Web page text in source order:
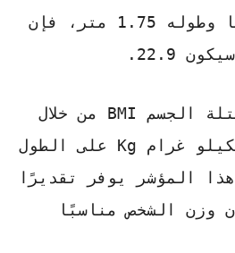
يزن 70 كيلوغرامًا وطوله 1.75 متر، فإن
22.9.
يتم حساب مؤشر كتلة الجسم BMI من خلال
تقسيم الوزن بالكيلو غرام Kg على الطول
المؤشر يوفر تقديرًا
وزن الشخص مناسبًا